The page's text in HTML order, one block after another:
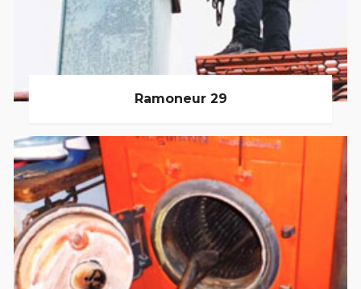
Ramoneur 29